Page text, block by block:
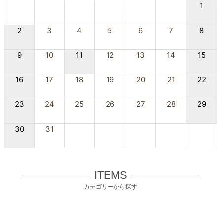
1
2 3 4 5 6 7 8
9 10 11 12 13 14 15
16 17 18 19 20 21 22
23 24 25 26 27 28 29
30 31
ITEMS
カテゴリーから探す